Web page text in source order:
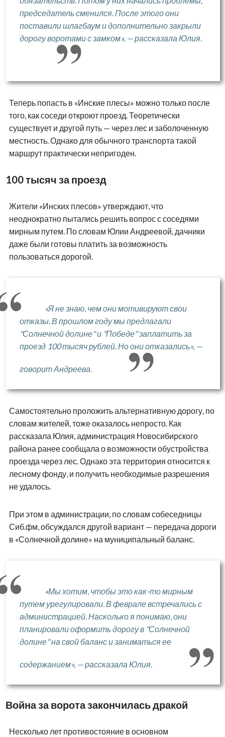
председатель сменился. После этого они
поставили шлагбаум и дополнительно закрыли
дорогу воротами с замком», — рассказала Юлия.
Теперь попасть в «Инские плесы» можно только после
того, как соседи откроют проезд. Теоретически
существует и другой путь — через лес и заболоченную
местность. Однако для обычного транспорта такой
маршрут практически непригоден.
100 тысяч за проезд
Жители «Инских плесов» утверждают, что
неоднократно пытались решить вопрос с соседями
мирным путем. По словам Юлии Андреевой, дачники
даже были готовы платить за возможность
пользоваться дорогой.
«Я не знаю, чем они мотивируют свои
отказы. В прошлом году мы предлагали
"Солнечной долине" и "Победе" заплатить за
проезд 100 тысяч рублей. Но они отказались», —
говорит Андреева.
Самостоятельно проложить альтернативную дорогу, по
словам жителей, тоже оказалось непросто. Как
рассказала Юлия, администрация Новосибирского
района ранее сообщала о возможности обустройства
проезда через лес. Однако эта территория относится к
лесному фонду, и получить необходимые разрешения
не удалось.
При этом в администрации, по словам собеседницы
Сиб.фм, обсуждался другой вариант — передача дороги
в «Солнечной долине» на муниципальный баланс.
«Мы хотим, чтобы это как-то мирным
путем урегулировали. В феврале встречались с
администрацией. Насколько я понимаю, они
планировали оформить дорогу в "Солнечной
долине" на свой баланс и заниматься ее
содержанием», — рассказала Юлия.
Война за ворота закончилась дракой
Несколько лет противостояние в основном